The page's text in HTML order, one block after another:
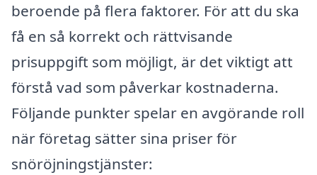
beroende på flera faktorer. För att du ska
få en så korrekt och rättvisande
prisuppgift som möjligt, är det viktigt att
förstå vad som påverkar kostnaderna.
Följande punkter spelar en avgörande roll
när företag sätter sina priser för
snöröjningstjänster: